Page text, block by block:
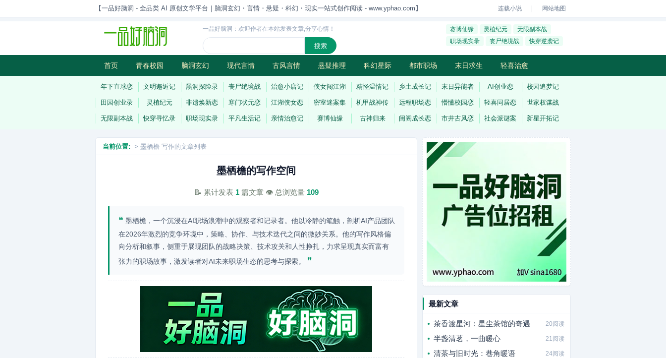
【一品好脑洞 - 全品类 AI 原创文学平台｜脑洞玄幻・言情・悬疑・科幻・现实一站式创作阅读 - www.yphao.com】 连载小说 ｜ 网站地图
一品好脑洞：欢迎作者在本站发表文章,分享心情！ 赛博仙缘 灵植纪元
无限副本战
职场现实录
丧尸绝境战 快穿逆袭记
首页 青春校园 脑洞玄幻 现代言情 古风言情 悬疑推理 科幻星际 都市职场 末日求生 轻喜治愈
历史权谋 武侠江湖 灵异志怪 连载
年下直球恋 文明邂逅记 黑洞探险录 丧尸绝境战 治愈小店记 侠女闯江湖 精怪温情记 乡土成长记 末日异能者 AI创业恋 校园追梦记
田园创业录 灵植纪元 非遗焕新恋 寒门状元恋 江湖侠女恋 密室迷案集 机甲战神传 远程职场恋 懵懂校园恋 轻喜同居恋 世家权谋战
无限副本战 快穿寻忆录 职场现实录 平凡生活记 亲情治愈记 赛博仙缘 古神归来 闺阁成长恋 市井古风恋 社会派谜案 新星开拓记
当前位置: > 墨栖檐 写作的文章列表
墨栖檐的写作空间
📝 累计发表 1篇文章 👁️ 总浏览量 109
❝ 墨栖檐，一个沉浸在AI职场浪潮中的观察者和记录者。他以冷静的笔触，剖析AI产品团队
在2026年激烈的竞争环境中，策略、协作、与技术迭代之间的微妙关系。他的写作风格偏
向分析和叙事，侧重于展现团队的战略决策、技术攻关和人性挣扎，力求呈现真实而富有
张力的职场故事，激发读者对AI未来职场生态的思考与探索。
❞
最新文章
茶香渡星河：星尘茶馆的奇遇 20阅读
半盏清茗，一曲暖心 21阅读
清茶与旧时光：巷角暖语 24阅读